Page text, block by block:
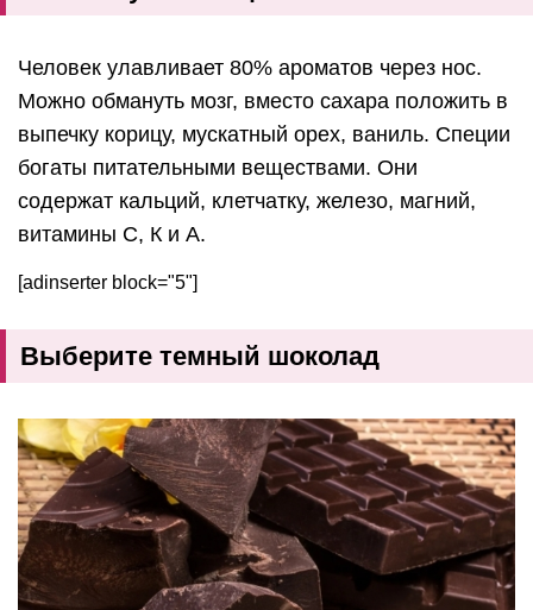
Человек улавливает 80% ароматов через нос.
Можно обмануть мозг, вместо сахара положить в
выпечку корицу, мускатный орех, ваниль. Специи
богаты питательными веществами. Они
содержат кальций, клетчатку, железо, магний,
витамины С, К и А.
[adinserter block="5"]
Выберите темный шоколад